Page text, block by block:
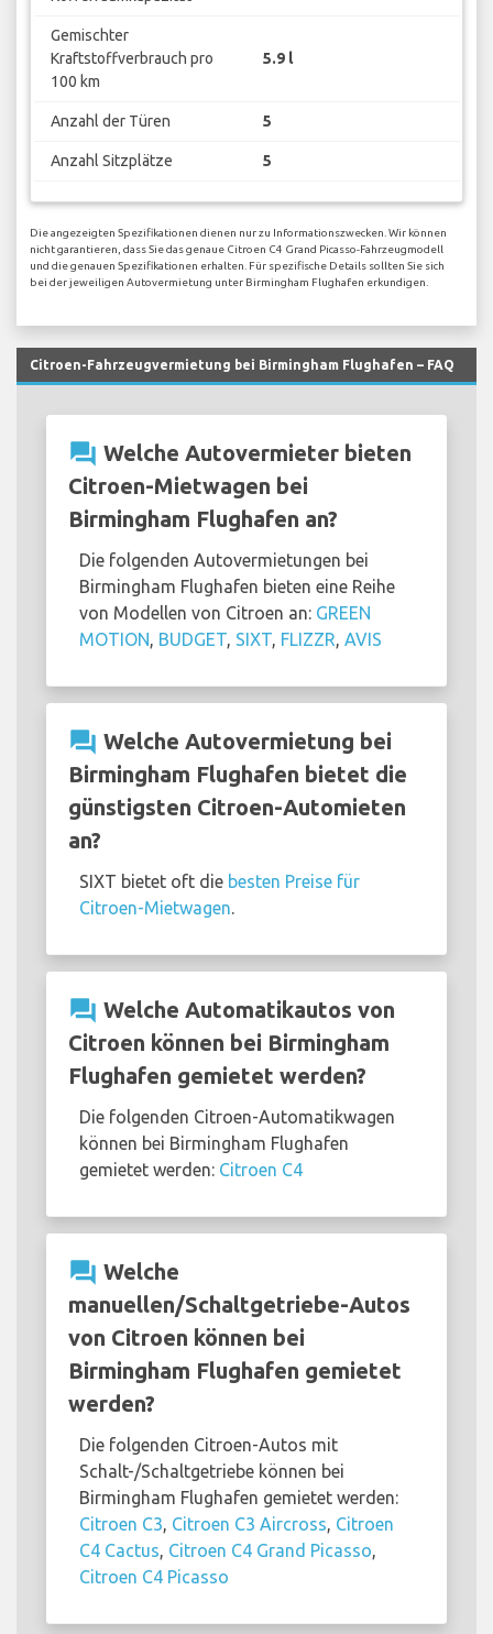
Gemischter
Kraftstoffverbrauch pro
100 km
5.9 l
Anzahl der Türen 5
Anzahl Sitzplätze 5
Die angezeigten Spezifikationen dienen nur zu Informationszwecken. Wir können
nicht garantieren, dass Sie das genaue Citroen C4 Grand Picasso-Fahrzeugmodell
und die genauen Spezifikationen erhalten. Für spezifische Details sollten Sie sich
bei der jeweiligen Autovermietung unter Birmingham Flughafen erkundigen.
Citroen-Fahrzeugvermietung bei Birmingham Flughafen – FAQ
question_answer Welche Autovermieter bieten
Citroen-Mietwagen bei
Birmingham Flughafen an?
Die folgenden Autovermietungen bei
Birmingham Flughafen bieten eine Reihe
von Modellen von Citroen an: GREEN
MOTION BUDGET SIXT FLIZZR AVIS
question_answer Welche Autovermietung bei
Birmingham Flughafen bietet die
günstigsten Citroen-Automieten
an?
SIXT bietet oft die besten Preise für
Citroen-Mietwagen
question_answer Welche Automatikautos von
Citroen können bei Birmingham
Flughafen gemietet werden?
Die folgenden Citroen-Automatikwagen
können bei Birmingham Flughafen
gemietet werden: Citroen C4
question_answer Welche
manuellen/Schaltgetriebe-Autos
von Citroen können bei
Birmingham Flughafen gemietet
werden?
Die folgenden Citroen-Autos mit
Schalt-/Schaltgetriebe können bei
Birmingham Flughafen gemietet werden:
Citroen C3 Citroen C3 Aircross Citroen
C4 Cactus Citroen C4 Grand Picasso
Citroen C4 Picasso